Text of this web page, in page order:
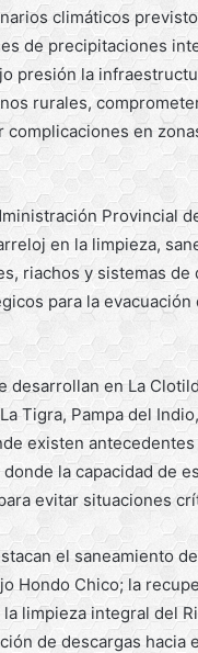
climáticos
de precipitaciones
presión la
rurales,
complicaciones en
Provincial
en la limpieza,
riachos y sistemas de
para la evacuación
desarrollan en La
Tigra, Pampa del
existen antecedentes
la capacidad de
evitar situaciones
el saneamiento
Hondo Chico; la
la limpieza integral del
de descargas hacia